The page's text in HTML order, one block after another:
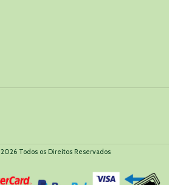
2026 Todos os Direitos Reservados